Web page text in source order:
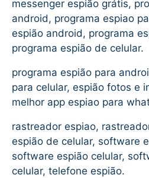
messenger espião grátis,
android, programa espiao
espião android, programa
programa espião de celular.
programa espião para
para celular, espião fotos e
melhor app espiao para
rastreador espiao,
espião de celular, software
software espião celular,
celular, telefone espião.